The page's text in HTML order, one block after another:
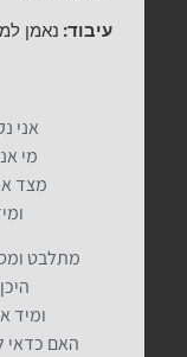
עיבוד: נאמן
אני
מי
מצד
מתלבט
ומיד
האם כדאי